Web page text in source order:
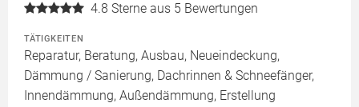
4.8 Sterne aus 5 Bewertungen
TÄTIGKEITEN
Reparatur, Beratung, Ausbau, Neueindeckung,
Dämmung / Sanierung, Dachrinnen & Schneefänger,
Innendämmung, Außendämmung, Erstellung